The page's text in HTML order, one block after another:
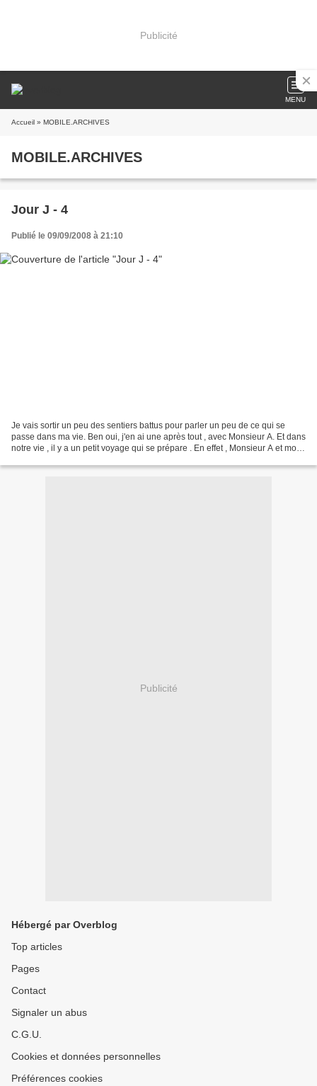
Publicité
MENU
Accueil » MOBILE.ARCHIVES
MOBILE.ARCHIVES
Jour J - 4
Publié le 09/09/2008 à 21:10
Je vais sortir un peu des sentiers battus pour parler un peu de ce qui se
passe dans ma vie. Ben oui, j'en ai une après tout , avec Monsieur A. Et dans
notre vie , il y a un petit voyage qui se prépare . En effet , Monsieur A et moi-
Publicité
Hébergé par Overblog
Top articles
Pages
Contact
Signaler un abus
C.G.U.
Cookies et données personnelles
Préférences cookies